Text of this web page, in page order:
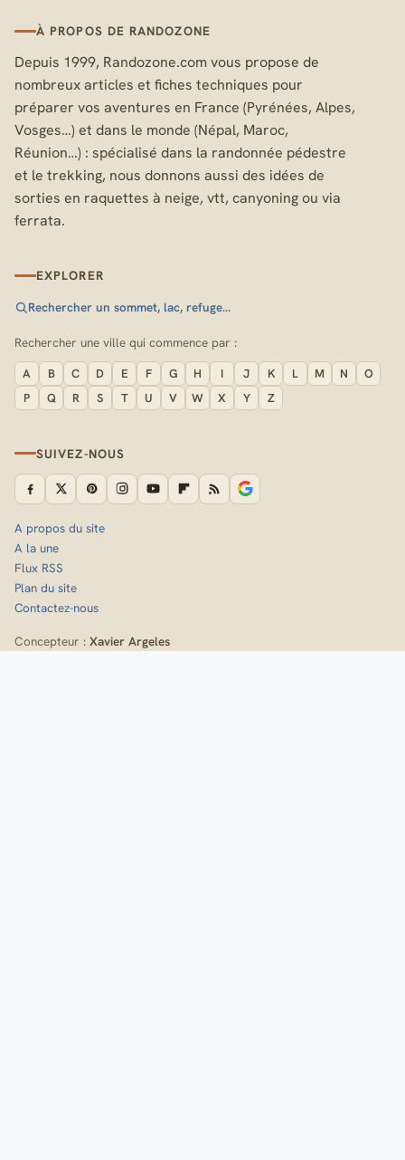
À PROPOS DE RANDOZONE
Depuis 1999, Randozone.com vous propose de
nombreux articles et fiches techniques pour
préparer vos aventures en France (Pyrénées, Alpes,
Vosges…) et dans le monde (Népal, Maroc,
Réunion…) : spécialisé dans la randonnée pédestre
et le trekking, nous donnons aussi des idées de
sorties en raquettes à neige, vtt, canyoning ou via
ferrata.
EXPLORER
Rechercher un sommet, lac, refuge…
Rechercher une ville qui commence par :
A B C D E F G H I J K L M N
O
P
Q R S T U V W X Y Z
SUIVEZ-NOUS
A propos du site
A la une
Flux RSS
Plan du site
Contactez-nous
Concepteur : Xavier Argeles